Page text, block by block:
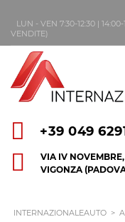
LUN - VEN 7:30-12:30 |
VENDITE)
+39 049
VIA IV NOVEMBRE,
VIGONZA
INTERNAZIONALEAUTO >